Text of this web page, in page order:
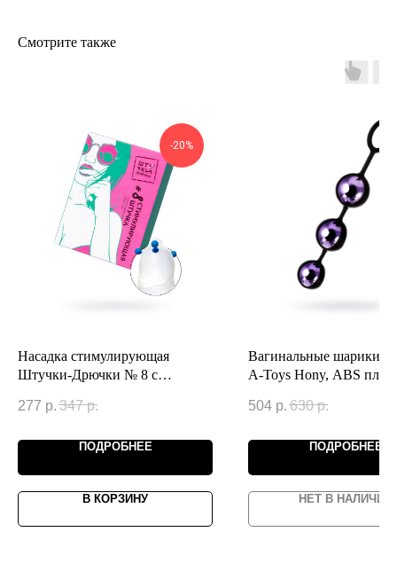
Смотрите также
-20%
Насадка стимулирующая
Штучки-Дрючки № 8 с
277 р. 347 р.
ПОДРОБНЕЕ
В КОРЗИНУ
Вагинальные шарики
A-Toys Hony, ABS
504 р. 630 р.
ПОДРОБНЕЕ
НЕТ В НАЛИЧИИ